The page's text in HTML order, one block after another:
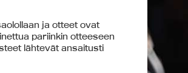
ja otteet ovat
pariinkin otteeseen
lähtevät ansaitusti